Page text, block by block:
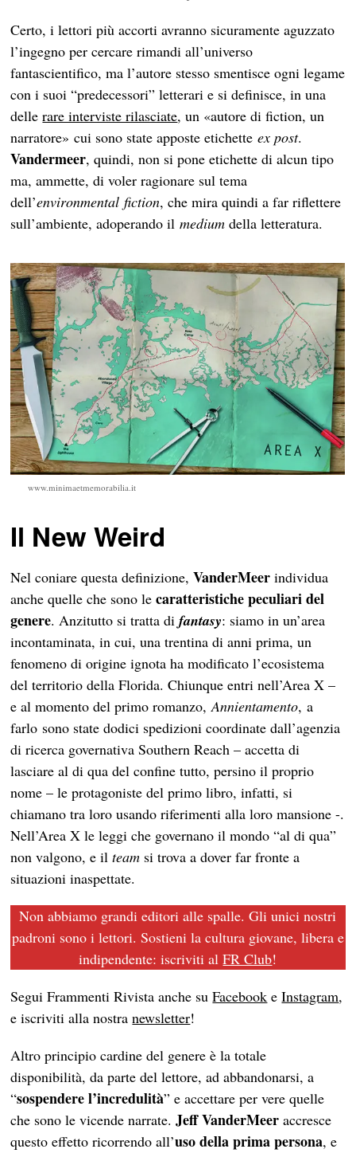
Certo, i lettori più accorti avranno sicuramente aguzzato
l’ingegno per cercare rimandi all’universo
fantascientifico, ma l’autore stesso smentisce ogni legame
con i suoi “predecessori” letterari e si definisce, in una
dellerare interviste rilasciate, un «autore di fiction, un
narratore» cui sono state apposte etichetteex post.
Vandermeer, quindi, non si pone etichette di alcun tipo
ma, ammette, di voler ragionare sul tema
dell’environmental fiction, che mira quindi a far riflettere
sull’ambiente, adoperando ilmedium della letteratura.
www.minimaetmemorabilia.it
Il New Weird
Nel coniare questa definizione,VanderMeer individua
anche quelle che sono lecaratteristiche peculiari del
genere. Anzitutto si tratta difantasy: siamo in un’area
incontaminata, in cui, una trentina di anni prima, un
fenomeno di origine ignota ha modificato l’ecosistema
del territorio della Florida. Chiunque entri nell’Area X –
e al momento del primo romanzo,Annientamento, a
farlo sono state dodici spedizioni coordinate dall’agenzia
di ricerca governativa Southern Reach – accetta di
lasciare al di qua del confine tutto, persino il proprio
nome – le protagoniste del primo libro, infatti, si
chiamano tra loro usando riferimenti alla loro mansione -.
Nell’Area X le leggi che governano il mondo “al di qua”
non valgono, e ilteam si trova a dover far fronte a
situazioni inaspettate.
Non abbiamo grandi editori alle spalle. Gli unici nostri
padroni sono i lettori. Sostieni la cultura giovane, libera e
indipendente: iscriviti alFR Club!
Segui Frammenti Rivista anche suFacebook eInstagram,
e iscriviti alla nostranewsletter!
Altro principio cardine del genere è la totale
disponibilità, da parte del lettore, ad abbandonarsi, a
“sospendere l’incredulità” e accettare per vere quelle
che sono le vicende narrate.Jeff VanderMeer accresce
questo effetto ricorrendo all’uso della prima persona, e